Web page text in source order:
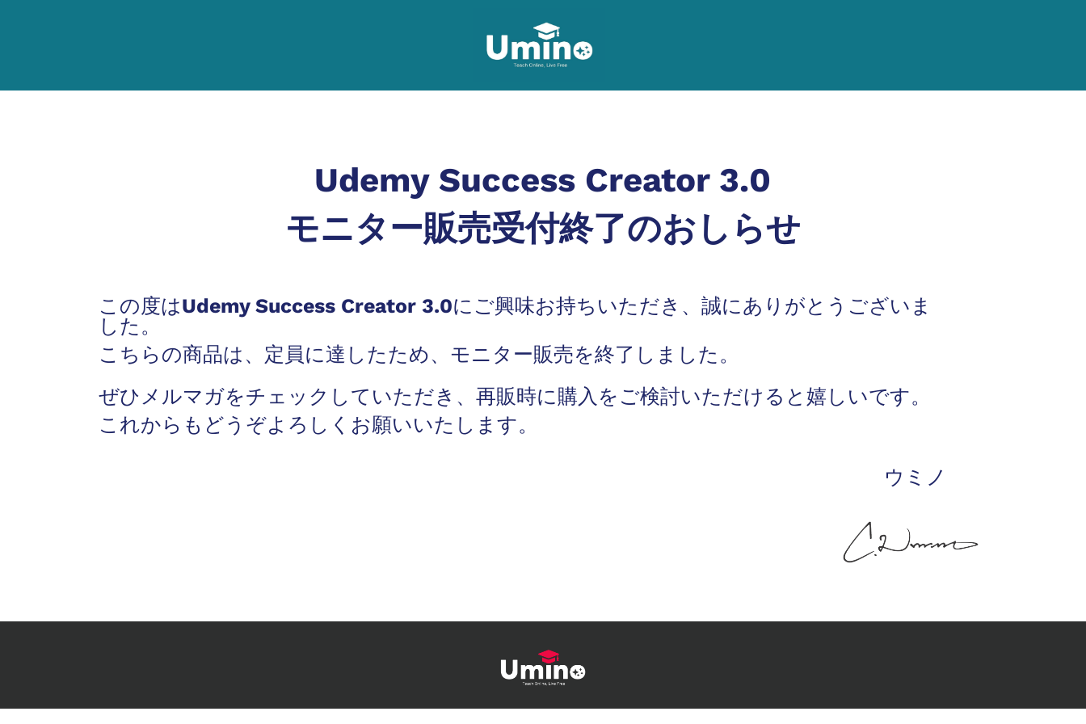
Udemy Success Creator 3.0
モニター販売受付終了のおしらせ
この度はUdemy Success Creator 3.0にご興味お持ちいただき、誠にありがとうございま
した。
こちらの商品は、定員に達したため、モニター販売を終了しました。
ぜひメルマガをチェックしていただき、再販時に購入をご検討いただけると嬉しいです。
これからもどうぞよろしくお願いいたします。
ウミノ